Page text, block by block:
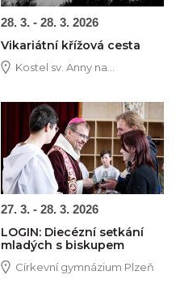
28. 3. - 28. 3. 2026
Vikariátní křížová cesta
Kostel sv. Anny na...
Obrázek novinky
27. 3. - 28. 3. 2026
LOGIN: Diecézní setkání
mladých s biskupem
Církevní gymnázium Plzeň